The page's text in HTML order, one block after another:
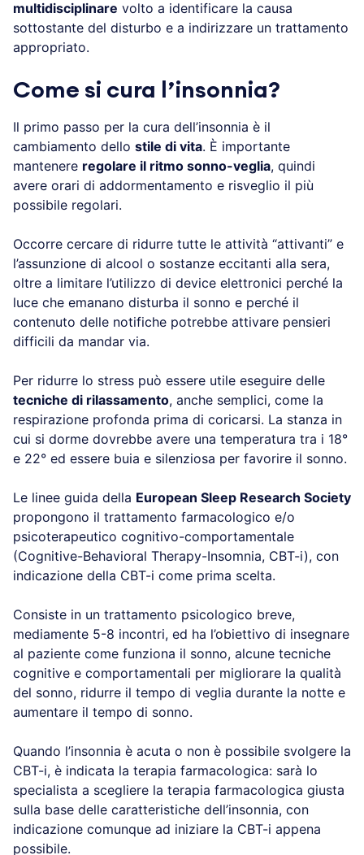
Una diagnosi accurata richiede un
multidisciplinare
sottostante del disturbo e a indirizzare un
trattamento appropriato.
Come si cura l’insonnia?
Il primo passo per la cura dell’insonnia è il
cambiamento dello
. È importante
mantenere
regolare il ritmo sonno-veglia
avere orari di addormentamento e risveglio il più
possibile regolari.
Occorre cercare di ridurre tutte le attività “attivanti”
e l’assunzione di alcool o sostanze eccitanti alla
sera, oltre a limitare l’utilizzo di device elettronici
perché il contenuto delle notifiche potrebbe attivare
pensieri difficili da mandar via.
Per ridurre lo stress può essere utile eseguire delle
tecniche di rilassamento , anche semplici, come la
respirazione profonda prima di coricarsi. La stanza
in cui si dorme dovrebbe avere una temperatura tra i
18° e 22° ed essere buia e silenziosa per favorire il
sonno.
Le linee guida dellaEuropean Sleep Research
propongono il trattamento farmacologico
e/o psicoterapeutico cognitivo-comportamentale
(Cognitive-Behavioral Therapy-Insomnia, CBT-i), con
indicazione della CBT-i come prima scelta.
Consiste in un trattamento psicologico breve,
mediamente 5-8 incontri, ed ha l’obiettivo di
insegnare al paziente come funziona il sonno, alcune
tecniche cognitive e comportamentali per migliorare
la qualità del sonno, ridurre il tempo di veglia
durante la notte e aumentare il tempo di sonno.
Quando l’insonnia è acuta o non è possibile svolgere
la CBT-i, è indicata la terapia farmacologica: sarà lo